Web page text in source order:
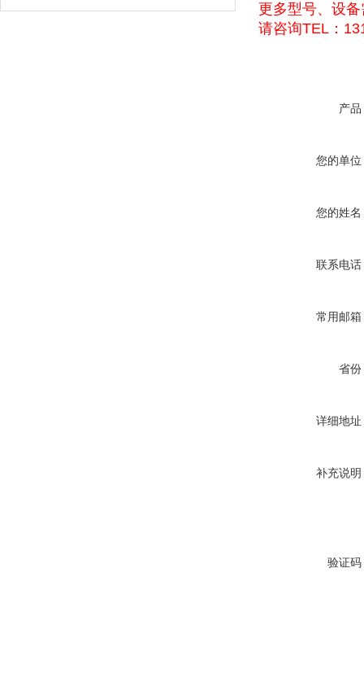
更多型号、设
请咨询TEL：
产品
您的单位
您的姓名
联系电话
常用邮箱
省份
详细地址
补充说明
验证码